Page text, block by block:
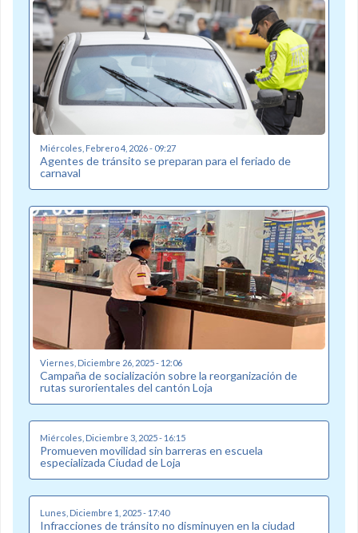
Miércoles, Febrero 4, 2026 - 09:27
Agentes de tránsito se preparan para el feriado de
carnaval
Viernes, Diciembre 26, 2025 - 12:06
Campaña de socialización sobre la reorganización de
rutas surorientales del cantón Loja
Miércoles, Diciembre 3, 2025 - 16:15
Promueven movilidad sin barreras en escuela
especializada Ciudad de Loja
Lunes, Diciembre 1, 2025 - 17:40
Infracciones de tránsito no disminuyen en la ciudad